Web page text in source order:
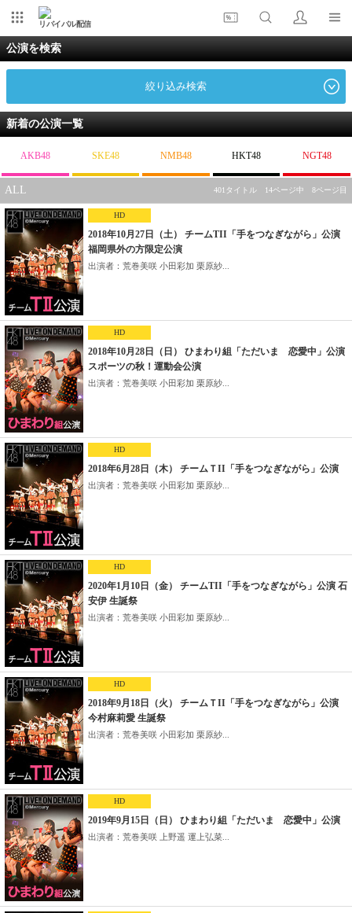
リバイバル配信
公演を検索
絞り込み検索
新着の公演一覧
AKB48 SKE48 NMB48 HKT48 NGT48
ALL 401タイトル 14ページ中 8ページ目
HD
2018年10月27日（土） チームTII「手をつなぎながら」公演
福岡県外の方限定公演
出演者：荒巻美咲 小田彩加 栗原紗...
HD
2018年10月28日（日） ひまわり組「ただいま 恋愛中」公演
スポーツの秋！運動会公演
出演者：荒巻美咲 小田彩加 栗原紗...
HD
2018年6月28日（木） チームＴII「手をつなぎながら」公演
出演者：荒巻美咲 小田彩加 栗原紗...
HD
2020年1月10日（金） チームTII「手をつなぎながら」公演 石
安伊 生誕祭
出演者：荒巻美咲 小田彩加 栗原紗...
HD
2018年9月18日（火） チームＴII「手をつなぎながら」公演
今村麻莉愛 生誕祭
出演者：荒巻美咲 小田彩加 栗原紗...
HD
2019年9月15日（日） ひまわり組「ただいま 恋愛中」公演
出演者：荒巻美咲 上野遥 運上弘菜...